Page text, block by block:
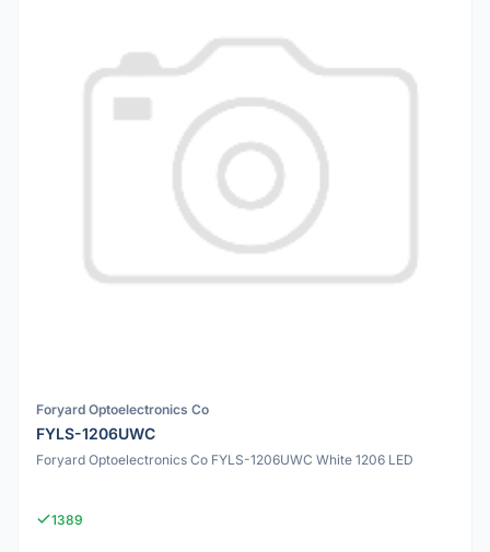
Foryard Optoelectronics Co
FYLS-1206UWC
Foryard Optoelectronics Co FYLS-1206UWC White 1206 LED
1389